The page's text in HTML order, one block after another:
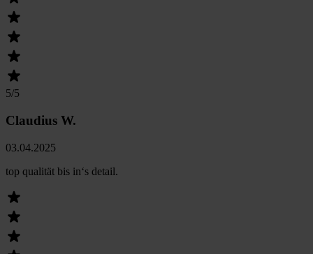
5/5
Claudius W.
03.04.2025
top qualität bis in‘s detail.